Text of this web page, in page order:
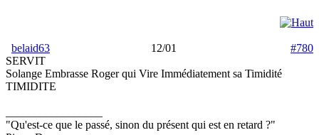
belaid63 12/01
#780
SERVIT
Solange Embrasse Roger qui Vire Immédiatement sa Timidité
TIMIDITE
"Qu'est-ce que le passé, sinon du présent qui est en retard ?"